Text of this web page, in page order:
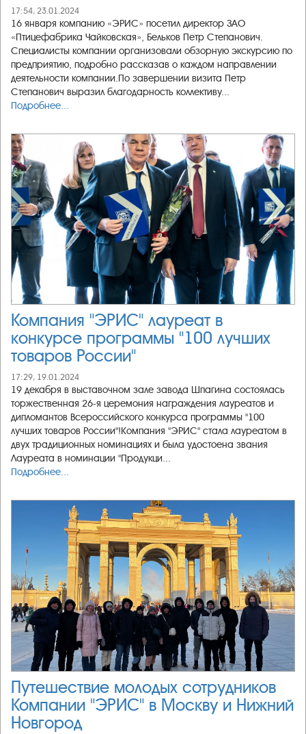
17:54, 23.01.2024
16 января компанию «ЭРИС» посетил директор ЗАО
«Птицефабрика Чайковская», Бельков Петр Степанович.
Специалисты компании организовали обзорную экскурсию по
предприятию, подробно рассказав о каждом направлении
деятельности компании.По завершении визита Петр
Степанович выразил благодарность коллективу...
Подробнее...
Компания "ЭРИС" лауреат в
конкурсе программы "100 лучших
товаров России"
17:29, 19.01.2024
19 декабря в выставочном зале завода Шпагина состоялась
торжественная 26-я церемония награждения лауреатов и
дипломантов Всероссийского конкурса программы "100
лучших товаров России"!Компания "ЭРИС" стала лауреатом в
двух традиционных номинациях и была удостоена звания
Лауреата в номинации "Продукци...
Подробнее...
Путешествие молодых сотрудников
Компании "ЭРИС" в Москву и Нижний
Новгород